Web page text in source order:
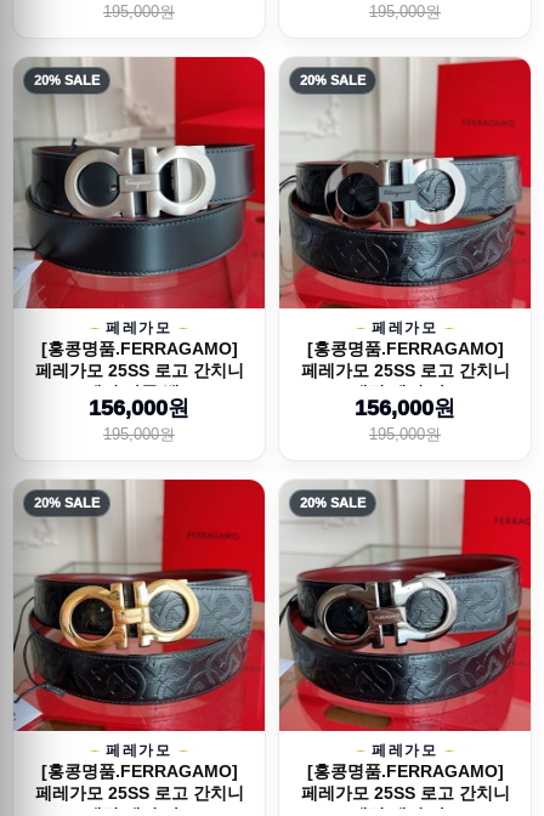
195,000원 195,000원
20% SALE
페레가모
[홍콩명품.FERRAGAMO]
페레가모 25SS 로고 간치니
레더 가죽 벨...
156,000원
195,000원
20% SALE
페레가모
[홍콩명품.FERRAGAMO]
페레가모 25SS 로고 간치니
패턴 레더 가...
156,000원
195,000원
20% SALE
페레가모
[홍콩명품.FERRAGAMO]
페레가모 25SS 로고 간치니
20% SALE
페레가모
[홍콩명품.FERRAGAMO]
페레가모 25SS 로고 간치니